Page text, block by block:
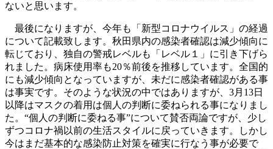
ないと思います。
最後になりますが、今年も「新型コロナウイルス」の経過
について記載致します。秋田県内の感染者確認は減少傾向に
転じており、独自の警戒レベルも「レベル１」に引き下げら
れました。病床使用率も20％前後を推移しています。全国的
にも減少傾向となっていますが、未だに感染者確認がある事
は事実です。そのような状況の中ではありますが、3月13日
以降はマスクの着用は個人の判断に委ねられる事になりまし
た。“個人の判断に委ねる事”について賛否両論ですが、少し
ずつコロナ禍以前の生活スタイルに戻っていきます。しかし
今はまだ基本的な感染防止対策を確実に行なう事が必要で